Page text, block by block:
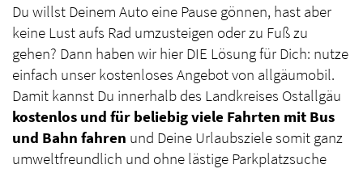
Du willst Deinem Auto eine Pause gönnen, hast aber
keine Lust aufs Rad umzusteigen oder zu Fuß zu
gehen? Dann haben wir hier DIE Lösung für Dich: nutze
einfach unser kostenloses Angebot von allgäumobil.
Damit kannst Du innerhalb des Landkreises Ostallgäu
kostenlos und für beliebig viele Fahrten mit Bus
und Bahn fahren und Deine Urlaubsziele somit ganz
umweltfreundlich und ohne lästige Parkplatzsuche